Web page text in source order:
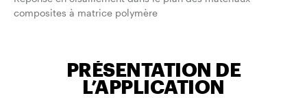
composites à matrice polymère
PRÉSENTATION DE
L’APPLICATION